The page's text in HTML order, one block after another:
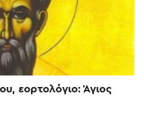
εορτολόγιο: Άγιος